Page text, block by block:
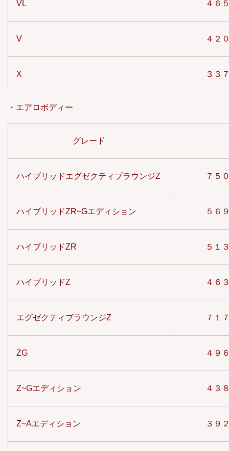
VL ４６
V ４２
X ３３
・エアロボディー
グレード
ハイブリッドエグゼクティブラウンジZ ７５
ハイブリッドZR~Gエディション ５６
ハイブリッドZR ５１
ハイブリッドZ ４６
エグゼクティブラウンジZ ７１
ZG ４９
Z~Gエディション ４３
Z~Aエディション ３９